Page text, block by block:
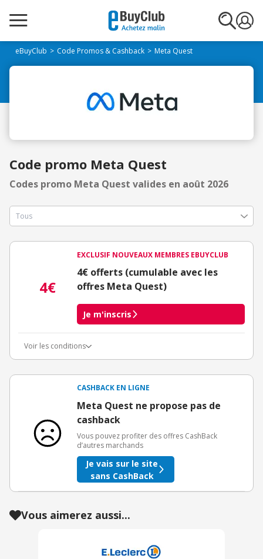
eBuyClub Code Promos & Cashback Meta Quest
Code promo Meta Quest
Codes promo Meta Quest valides en août 2026
4€
EXCLUSIF NOUVEAUX MEMBRES EBUYCLUB
4€ offerts (cumulable avec les
offres Meta Quest)
Je m'inscris
Voir les conditions
3€ de bienvenue crédités immédiatement + 1€ supplémentaire
Offre réservée à une toute première inscription chez eBuyClub.
CASHBACK EN LIGNE
Meta Quest ne propose pas de
cashback
Vous pouvez profiter des offres CashBack
d’autres marchands
Je vais sur le site
sans CashBack
Vous aimerez aussi...